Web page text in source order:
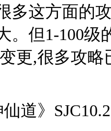
多这方面的
。但1-100
更,很多攻
道》